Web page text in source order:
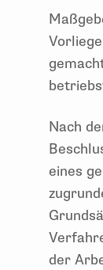
Nach
eines
der